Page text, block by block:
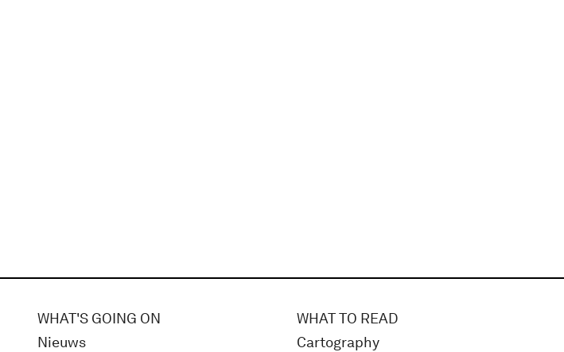
WHAT'S GOING ON
Nieuws
WHAT TO READ
Cartography